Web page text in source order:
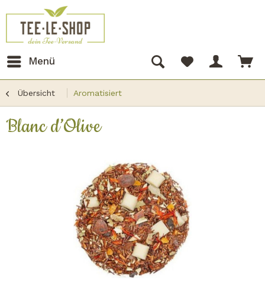
Menü
Übersicht Aromatisiert
Blanc d’Olive